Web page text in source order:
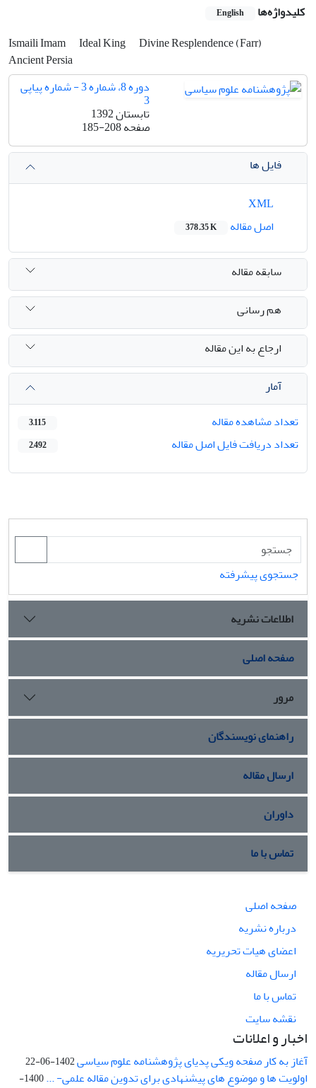
کلیدواژه‌ها English
Ismaili Imam Ideal King
Divine Resplendence (Farr)
Ancient Persia
دوره 8، شماره 3 - شماره پیاپی
3
تابستان 1392
صفحه185-208
فایل ها
اصل مقاله
378.35 K
سابقه مقاله
هم رسانی
ارجاع به این مقاله
آمار
تعداد مشاهده مقاله
3,115
تعداد دریافت فایل اصل مقاله 2,492
جستجوی پیشرفته
اطلاعات نشریه
صفحه اصلی
مرور
راهنمای نویسندگان
ارسال مقاله
داوران
تماس با ما
صفحه اصلی
درباره نشریه
اعضای هیات تحریریه
ارسال مقاله
تماس با ما
نقشه سایت
اخبار و اعلانات
آغاز به کار صفحه ویکی پدیای پژوهشنامه علوم سیاسی1402-06-22
اولویت ها و موضوع های پیشنهادی برای تدوین مقاله علمی- ...
1400-